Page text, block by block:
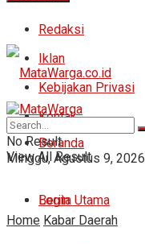
Redaksi
Iklan
Kebijakan Privasi
Kontak
Minggu, Agustus 9, 2026
Login
Beranda
Berita Utama
No Result
View All Result
Home Kabar Daerah